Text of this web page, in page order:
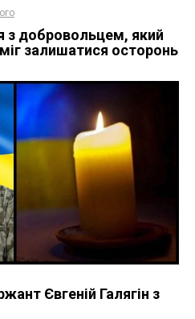
з добровольцем, який
залишатися осторонь
Євгеній Галягін з